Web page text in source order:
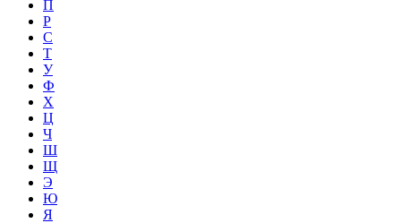
П
Р
С
Т
У
Ф
Х
Ц
Ч
Ш
Щ
Э
Ю
Я